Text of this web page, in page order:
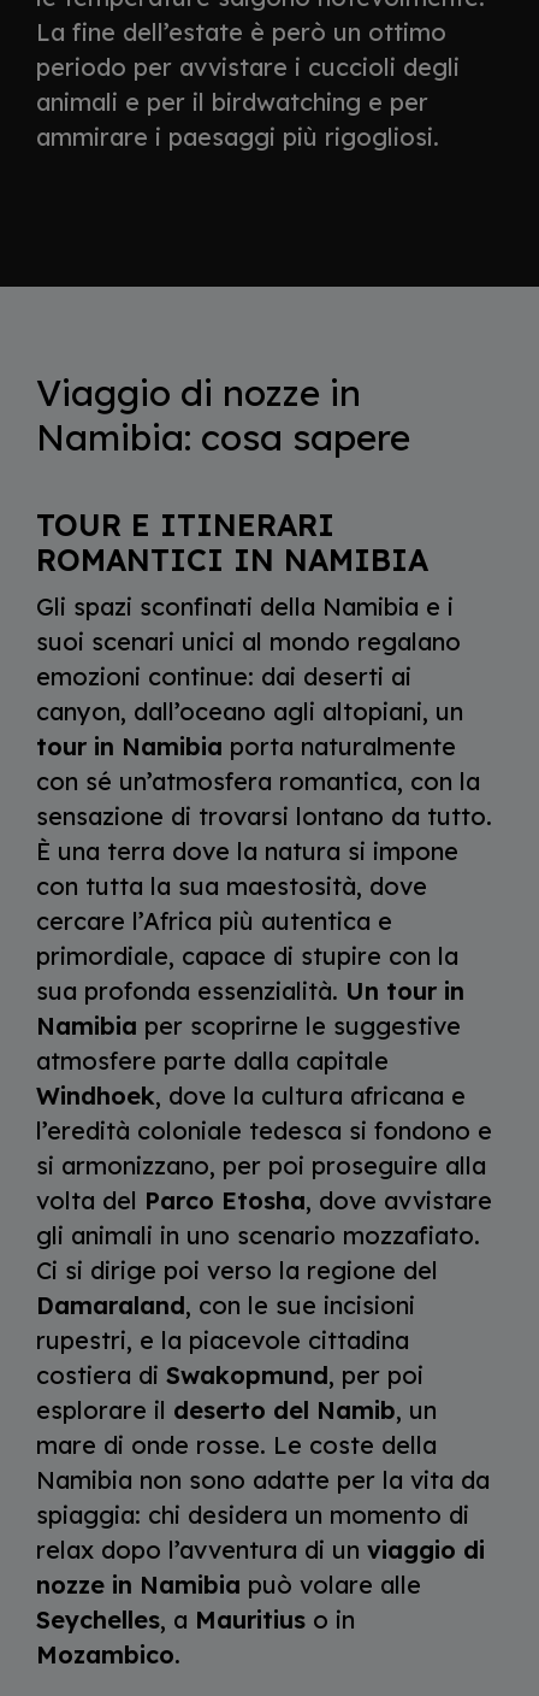
La fine dell’estate è però un ottimo
periodo per avvistare i cuccioli degli
animali e per il birdwatching e per
ammirare i paesaggi più rigogliosi.
Viaggio di nozze in
Namibia: cosa sapere
TOUR E ITINERARI
ROMANTICI IN NAMIBIA
Gli spazi sconfinati della Namibia e i
suoi scenari unici al mondo regalano
emozioni continue: dai deserti ai
canyon, dall’oceano agli altopiani, un
tour in Namibia porta naturalmente
con sé un’atmosfera romantica, con la
sensazione di trovarsi lontano da tutto.
È una terra dove la natura si impone
con tutta la sua maestosità, dove
cercare l’Africa più autentica e
primordiale, capace di stupire con la
sua profonda essenzialità. Un tour in
Namibia per scoprirne le suggestive
atmosfere parte dalla capitale
Windhoek, dove la cultura africana e
l’eredità coloniale tedesca si fondono e
si armonizzano, per poi proseguire alla
volta del Parco Etosha, dove avvistare
gli animali in uno scenario mozzafiato.
Ci si dirige poi verso la regione del
Damaraland, con le sue incisioni
rupestri, e la piacevole cittadina
costiera di Swakopmund, per poi
esplorare il deserto del Namib, un
mare di onde rosse. Le coste della
Namibia non sono adatte per la vita da
spiaggia: chi desidera un momento di
relax dopo l’avventura di un viaggio di
nozze in Namibia può volare alle
Seychelles, a Mauritiuso in
Mozambico.